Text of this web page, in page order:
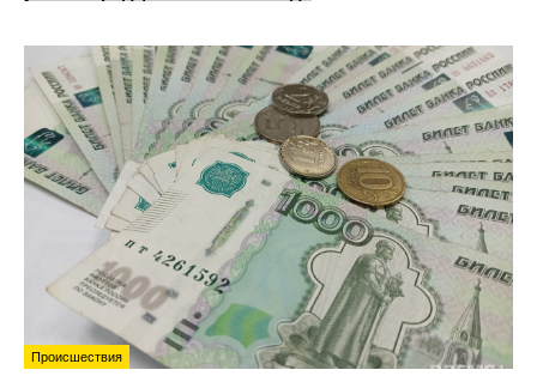
Происшествия